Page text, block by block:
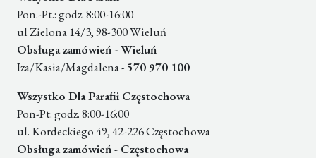
Pon.-Pt.: godz. 8:00-16:00
ul Zielona 14/3, 98-300 Wieluń
Obsługa zamówień - Wieluń
Iza/Kasia/Magdalena - 570 970 100
Wszystko Dla Parafii Częstochowa
Pon-Pt: godz. 8:00-16:00
ul. Kordeckiego 49, 42-226 Częstochowa
Obsługa zamówień - Częstochowa